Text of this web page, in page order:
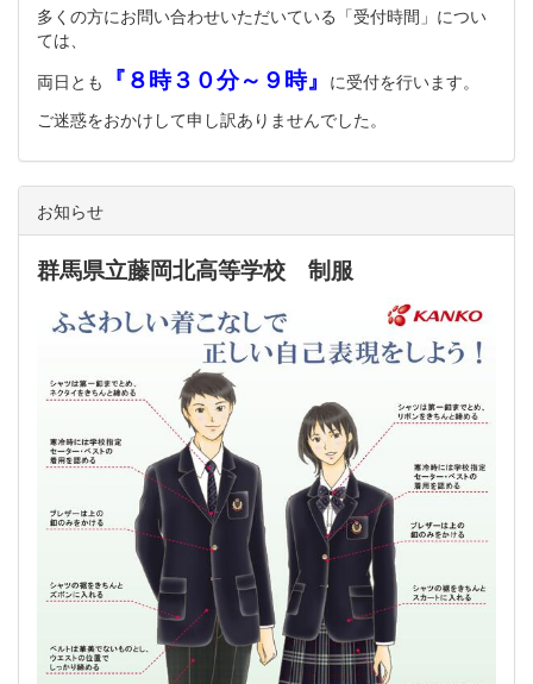
多くの方にお問い合わせいただいている「受付時間」につい
ては、
両日とも
『８時３０分～９時』 に受付を行います。
ご迷惑をおかけして申し訳ありませんでした。
お知らせ
群馬県立藤岡北高等学校 制服